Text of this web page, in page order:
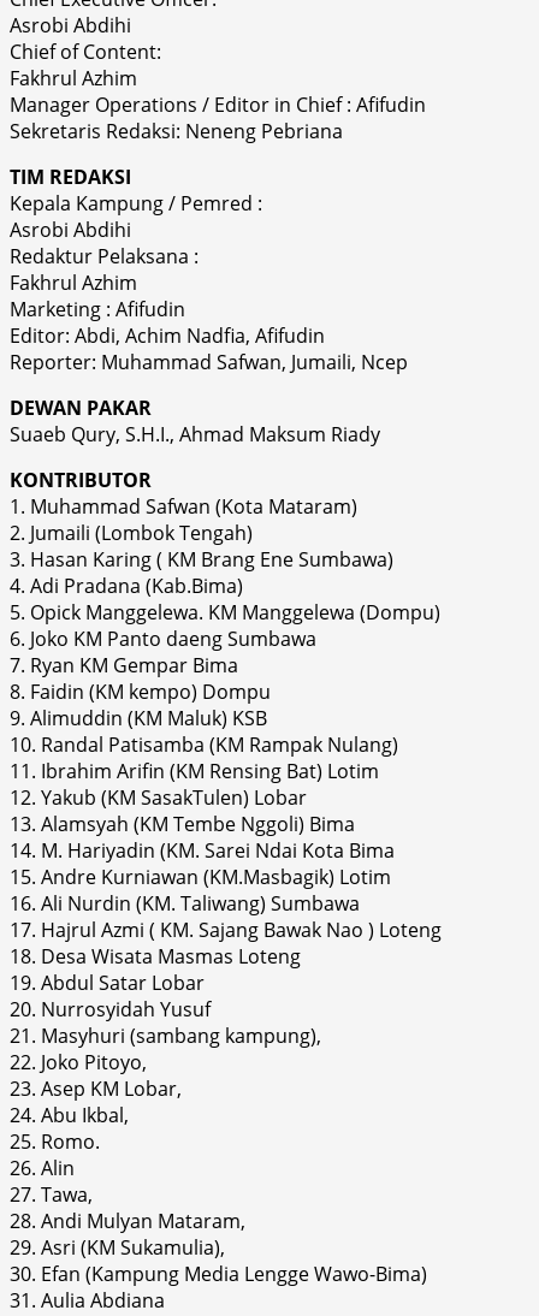
Asrobi Abdihi
Chief of Content:
Fakhrul Azhim
Manager Operations / Editor in Chief : Afifudin
Sekretaris Redaksi: Neneng Pebriana
TIM REDAKSI
Kepala Kampung / Pemred :
Asrobi Abdihi
Redaktur Pelaksana :
Fakhrul Azhim
Marketing : Afifudin
Editor: Abdi, Achim Nadfia, Afifudin
Reporter: Muhammad Safwan, Jumaili, Ncep
DEWAN PAKAR
Suaeb Qury, S.H.I., Ahmad Maksum Riady
KONTRIBUTOR
1. Muhammad Safwan (Kota Mataram)
2. Jumaili (Lombok Tengah)
3. Hasan Karing ( KM Brang Ene Sumbawa)
4. Adi Pradana (Kab.Bima)
5. Opick Manggelewa. KM Manggelewa (Dompu)
6. Joko KM Panto daeng Sumbawa
7. Ryan KM Gempar Bima
8. Faidin (KM kempo) Dompu
9. Alimuddin (KM Maluk) KSB
10. Randal Patisamba (KM Rampak Nulang)
11. Ibrahim Arifin (KM Rensing Bat) Lotim
12. Yakub (KM SasakTulen) Lobar
13. Alamsyah (KM Tembe Nggoli) Bima
14. M. Hariyadin (KM. Sarei Ndai Kota Bima
15. Andre Kurniawan (KM.Masbagik) Lotim
16. Ali Nurdin (KM. Taliwang) Sumbawa
17. Hajrul Azmi ( KM. Sajang Bawak Nao ) Loteng
18. Desa Wisata Masmas Loteng
19. Abdul Satar Lobar
20. Nurrosyidah Yusuf
21. Masyhuri (sambang kampung),
22. Joko Pitoyo,
23. Asep KM Lobar,
24. Abu Ikbal,
25. Romo.
26. Alin
27. Tawa,
28. Andi Mulyan Mataram,
29. Asri (KM Sukamulia),
30. Efan (Kampung Media Lengge Wawo-Bima)
31. Aulia Abdiana